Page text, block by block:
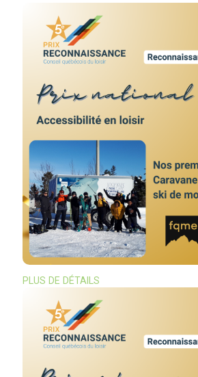
PLUS DE DÉTAILS